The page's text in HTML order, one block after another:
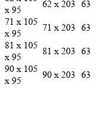
х 95
62 х 203 63
71 х 105
х 95
71 х 203 63
81 х 105
х 95
81 х 203 63
90 х 105
х 95
90 х 203 63